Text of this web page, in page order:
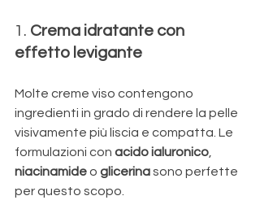
1. Crema idratante con
effetto levigante
Molte creme viso contengono
ingredienti in grado di rendere la pelle
visivamente più liscia e compatta. Le
formulazioni con acido ialuronico,
niacinamide o glicerina sono perfette
per questo scopo.